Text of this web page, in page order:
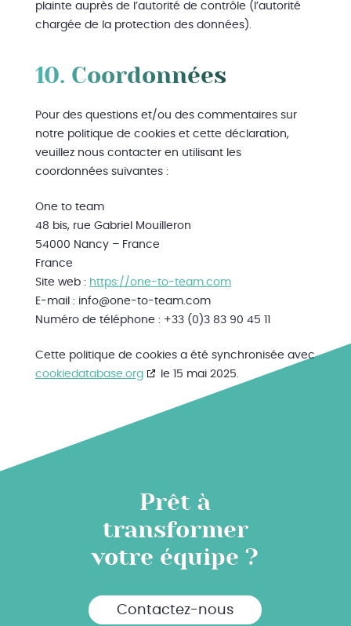
plainte auprès de l’autorité de contrôle (l’autorité
chargée de la protection des données).
10. Coordonnées
Pour des questions et/ou des commentaires sur
notre politique de cookies et cette déclaration,
veuillez nous contacter en utilisant les
coordonnées suivantes :
One to team
48 bis, rue Gabriel Mouilleron
54000 Nancy – France
France
Site web : https://one-to-team.com
E-mail : info@one-to-team.com
Numéro de téléphone : +33 (0)3 83 90 45 11
Cette politique de cookies a été synchronisée avec
cookiedatabase.org
le 15 mai 2025.
Prêt à
transformer
votre équipe ?
Contactez-nous